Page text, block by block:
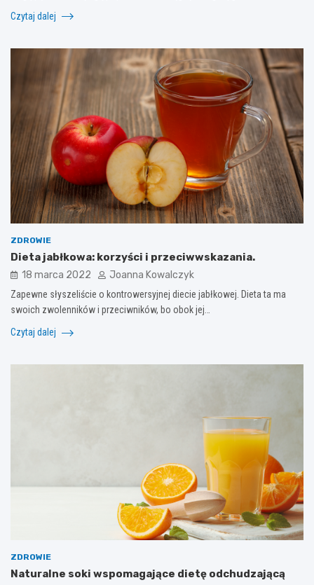
Czytaj dalej
ZDROWIE
Dieta jabłkowa: korzyści i przeciwwskazania.
18 marca 2022 Joanna Kowalczyk
Zapewne słyszeliście o kontrowersyjnej diecie jabłkowej. Dieta ta ma
swoich zwolenników i przeciwników, bo obok jej…
Czytaj dalej
ZDROWIE
Naturalne soki wspomagające dietę odchudzającą